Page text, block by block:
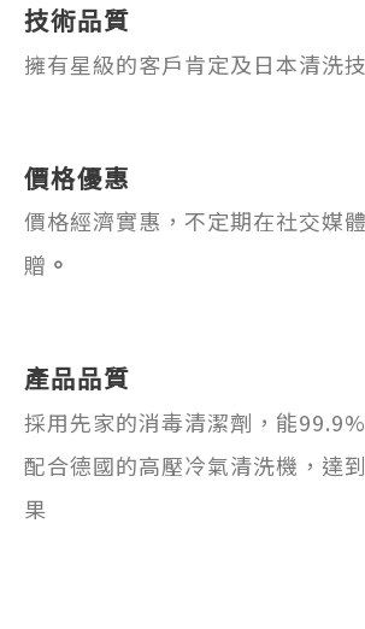
技術品質
擁有星級的客戶肯定及日本清洗
價格優惠
價格經濟實惠，不定期在社交媒
贈 。
產品品質
採用先家的消毒清潔劑，能
配合德國的高壓冷氣清洗機，達
果